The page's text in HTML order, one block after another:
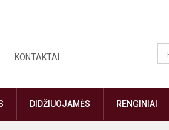
KONTAKTAI
DIDŽIUOJAMĖS RENGINIAI